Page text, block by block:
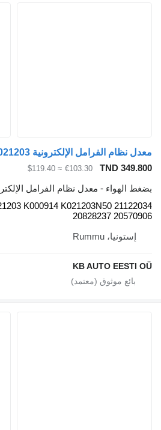
TND
€103.30
≈ $119.40
الهواء - معدل نظام الفرامل الإلكترونية
K021203 K000914 K021203N50
20828237
إستونيا، Rummu
KB AUTO EESTI